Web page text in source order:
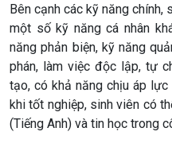
Bên cạnh các kỹ năng
một số kỹ năng cá nhân
năng phản biện, kỹ năng
phán, làm việc độc lập, tự
tạo, có khả năng chịu áp
khi tốt nghiệp, sinh viên có
(Tiếng Anh) và tin học trong